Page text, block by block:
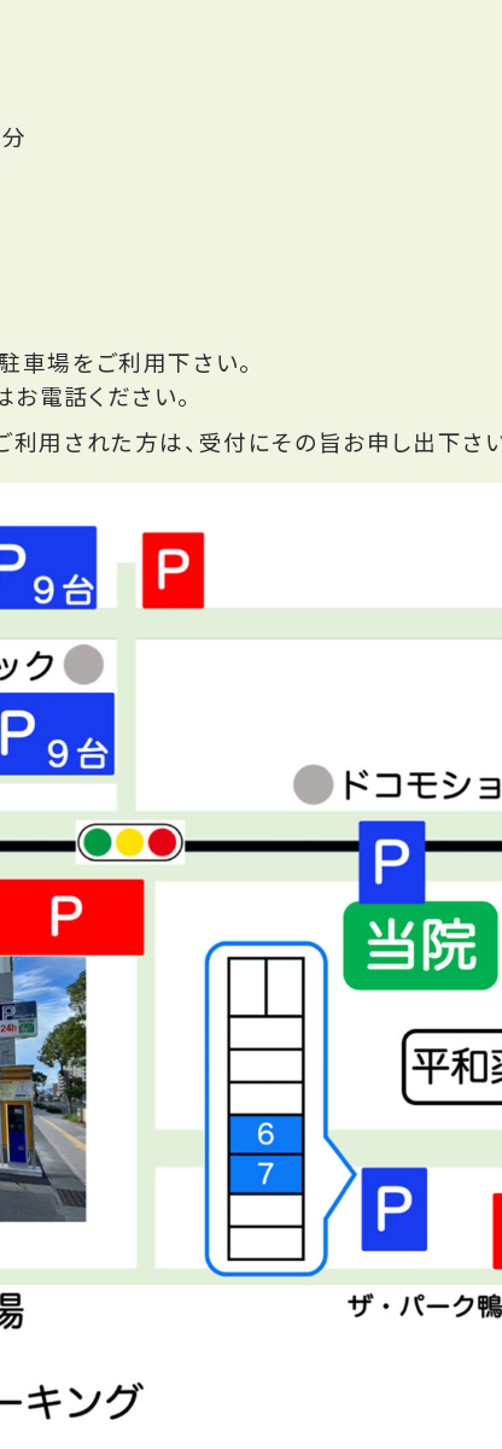
車場をご利用下さい。
電話ください。
利用された方は、受付にその旨お申し出下さ